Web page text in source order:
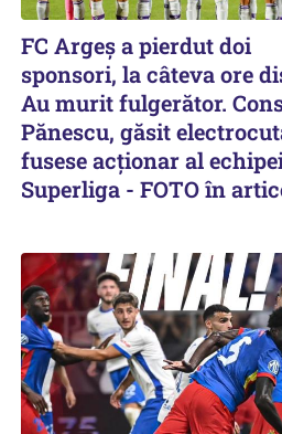
FC Argeș a pierdut doi
sponsori, la câteva ore
Au murit fulgerător.
Pănescu, găsit
fusese acționar al
Superliga - FOTO în